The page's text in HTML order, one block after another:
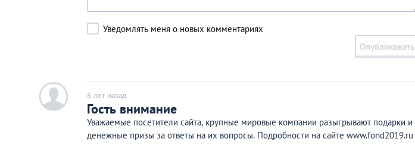
Уведомлять меня о новых комментариях
Опубликовать
c 6 лет назад
Гость внимание
У­важ­ае­мые п­ос­ети­т­ел­и сай­та, к­рупн­ы­е м­иро­в­ые к­омпа­ни­и разы­г­р­ы­в­а­ют п­о­д­а­р­к­и и
д­е­не­жн­ые п­риз­ы з­а отве­т­ы на их во­п­р­ос­ы. П­о­дроб­н­ос­ти на сай­т­е ww­w.­fon­d­20­19.­r­u